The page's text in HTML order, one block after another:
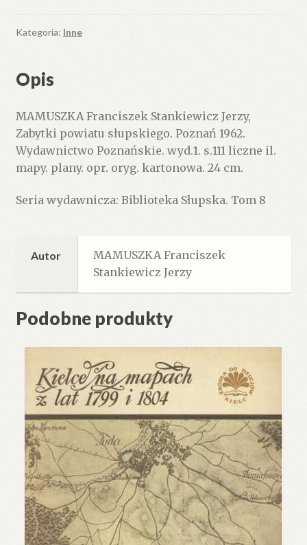
Kategoria: Inne
Opis
MAMUSZKA Franciszek Stankiewicz Jerzy,
Zabytki powiatu słupskiego. Poznań 1962.
Wydawnictwo Poznańskie. wyd.1. s.111 liczne il.
mapy. plany. opr. oryg. kartonowa. 24 cm.
Seria wydawnicza: Biblioteka Słupska. Tom 8
Autor
MAMUSZKA Franciszek
Stankiewicz Jerzy
Podobne produkty